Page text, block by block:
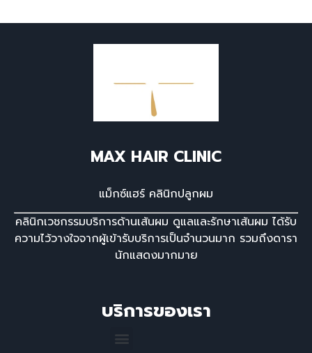
MAX HAIR CLINIC
แม็กซ์แฮร์ คลินิกปลูกผม
คลินิกเวชกรรมบริการด้านเส้นผม ดูแลและรักษาเส้นผม ได้รับ
ความไว้วางใจจากผู้เข้ารับบริการเป็นจํานวนมาก รวมถึงดารา
นักแสดงมากมาย
บริการของเรา